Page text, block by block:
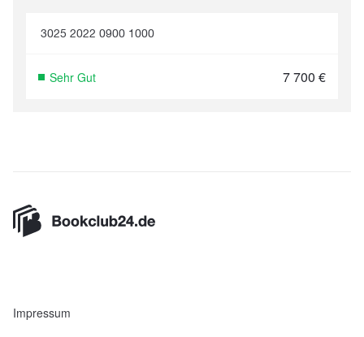
3025 2022 0900 1000
Sehr Gut 7 700 €
Impressum